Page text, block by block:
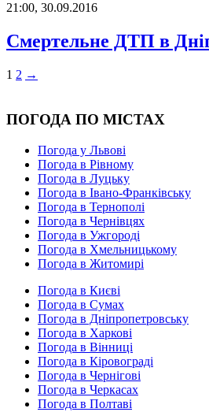
21:00, 30.09.2016
Смертельне ДТП в
1 2 →
ПОГОДА ПО МІСТАХ
Погода у Львові
Погода в Рівному
Погода в Луцьку
Погода в Івано-Франківську
Погода в Тернополі
Погода в Чернівцях
Погода в Ужгороді
Погода в Хмельницькому
Погода в Житомирі
Погода в Києві
Погода в Сумах
Погода в Дніпропетровську
Погода в Харкові
Погода в Вінниці
Погода в Кіровограді
Погода в Чернігові
Погода в Черкасах
Погода в Полтаві